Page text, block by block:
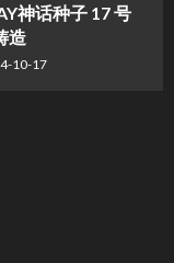
神话种子 17 号
造
10-17